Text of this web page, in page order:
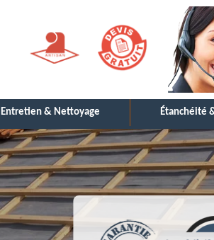
Entretien & Nettoyage Étanchéité